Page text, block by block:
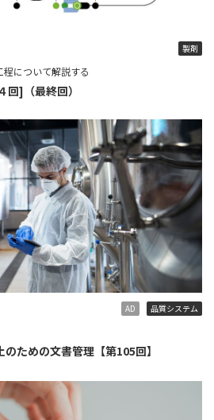
製剤
について解説する
回]（最終回）
AD 品質システム
ための文書管理【第105回】